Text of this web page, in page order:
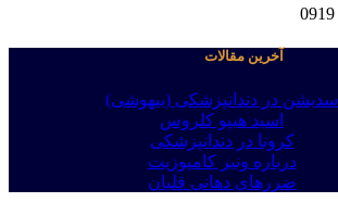
آخرین مقالات
سدیشن در دندانپزشکی (بیهوشی)
اسید هیپو کلروس
کرونا در دندانپزشکی
درباره ونیر کامپوزیت
ضررهای دهانی قلیان